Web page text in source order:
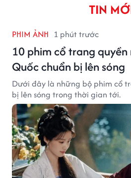
TIN
PHIM ẢNH 1 phút trước
10 phim cổ trang quyền
Quốc chuẩn bị lên sóng
Dưới đây là những bộ phim cổ
bị lên sóng trong thời gian tới.